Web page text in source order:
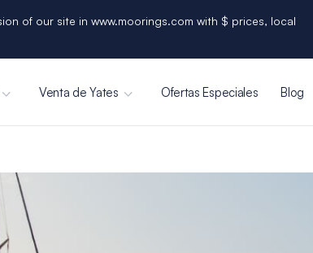
of our site in www.moorings.com with $ prices, local
Venta de Yates Ofertas Especiales Blog